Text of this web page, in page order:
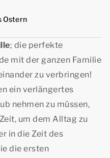
Ostern
; die perfekte
mit der ganzen Familie
zu verbringen!
ein verlängertes
nehmen zu müssen,
um dem Alltag zu
in die Zeit des
die ersten